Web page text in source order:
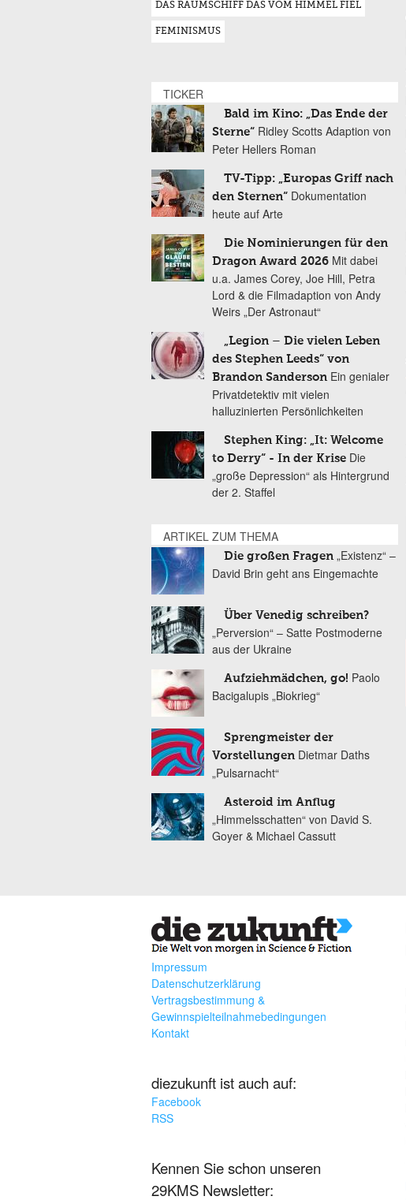
DAS RAUMSCHIFF DAS VOM HIMMEL FIEL
FEMINISMUS
TICKER
Bald im Kino: „Das Ende der
Sterne“ Ridley Scotts Adaption von
Peter Hellers Roman
TV-Tipp: „Europas Griff nach
den Sternen“ Dokumentation
heute auf Arte
Die Nominierungen für den
Dragon Award 2026 Mit dabei
u.a. James Corey, Joe Hill, Petra
Lord & die Filmadaption von Andy
Weirs „Der Astronaut“
„Legion – Die vielen Leben
des Stephen Leeds“ von
Brandon Sanderson Ein genialer
Privatdetektiv mit vielen
halluzinierten Persönlichkeiten
Stephen King: „It: Welcome
to Derry“ - In der Krise Die
„große Depression“ als Hintergrund
der 2. Staffel
ARTIKEL ZUM THEMA
Die großen Fragen „Existenz“ –
David Brin geht ans Eingemachte
Über Venedig schreiben?
„Perversion“ – Satte Postmoderne
aus der Ukraine
Aufziehmädchen, go! Paolo
Bacigalupis „Biokrieg“
Sprengmeister der
Vorstellungen Dietmar Daths
„Pulsarnacht“
Asteroid im Anflug
„Himmelsschatten“ von David S.
Goyer & Michael Cassutt
Impressum
Datenschutzerklärung
Vertragsbestimmung &
Gewinnspielteilnahmebedingungen
Kontakt
diezukunft ist auch auf:
Facebook
RSS
Kennen Sie schon unseren
29KMS Newsletter: